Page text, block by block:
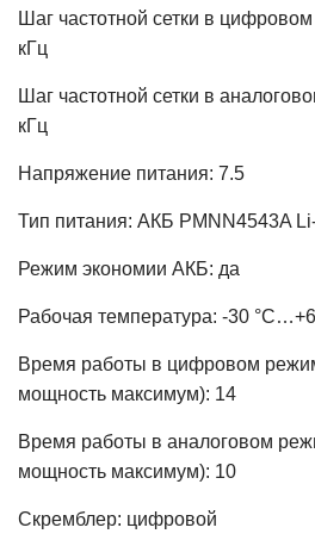
Шаг частотной сетки в
кГц
Шаг частотной сетки в
кГц
Напряжение питания: 7.5
Тип питания: АКБ PMNN4543A
Режим экономии АКБ: да
Рабочая температура: -30
Время работы в цифровом
мощность максимум): 14
Время работы в аналоговом
мощность максимум): 10
Скремблер: цифровой